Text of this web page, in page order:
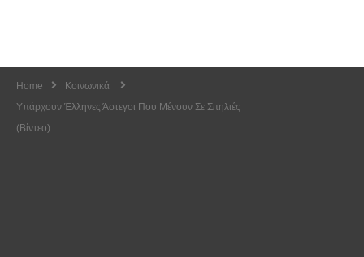
Home
Κοινωνικά
Υπάρχουν Έλληνες Άστεγοι Που Μένουν Σε Σπηλιές
(Βίντεο)